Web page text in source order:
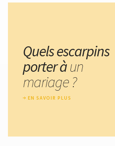
Quels escarpins
porter àun
mariage ?
EN SAVOIR PLUS